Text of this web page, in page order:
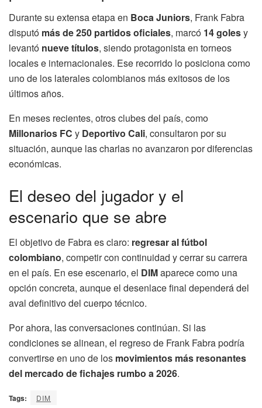
Durante su extensa etapa en Boca Juniors, Frank Fabra
disputó más de 250 partidos oficiales, marcó 14 golesy
levantó nueve títulos, siendo protagonista en torneos
locales e internacionales. Ese recorrido lo posiciona como
uno de los laterales colombianos más exitosos de los
últimos años.
En meses recientes, otros clubes del país, como
Millonarios FC y Deportivo Cali, consultaron por su
situación, aunque las charlas no avanzaron por diferencias
económicas.
El deseo del jugador y el
escenario que se abre
El objetivo de Fabra es claro: regresar al fútbol
colombiano, competir con continuidad y cerrar su carrera
en el país. En ese escenario, el DIMaparece como una
opción concreta, aunque el desenlace final dependerá del
aval definitivo del cuerpo técnico.
Por ahora, las conversaciones continúan. Si las
condiciones se alinean, el regreso de Frank Fabra podría
convertirse en uno de los movimientos más resonantes
del mercado de fichajes rumbo a 2026.
Tags: DIM